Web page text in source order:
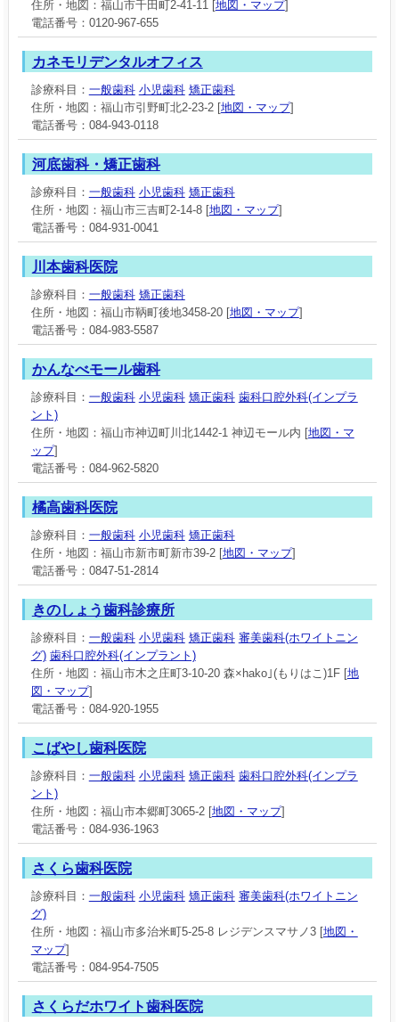
住所・地図：福山市千田町2-41-11 [地図・マップ]
電話番号：0120-967-655
カネモリデンタルオフィス
診療科目： 一般歯科 小児歯科 矯正歯科
住所・地図：福山市引野町北2-23-2 [地図・マップ]
電話番号：084-943-0118
河底歯科・矯正歯科
診療科目： 一般歯科 小児歯科 矯正歯科
住所・地図：福山市三吉町2-14-8 [地図・マップ]
電話番号：084-931-0041
川本歯科医院
診療科目： 一般歯科 矯正歯科
住所・地図：福山市鞆町後地3458-20 [地図・マップ]
電話番号：084-983-5587
かんなべモール歯科
診療科目： 一般歯科 小児歯科 矯正歯科 歯科口腔外科(インプラ
ント)
住所・地図：福山市神辺町川北1442-1 神辺モール内 [地図・マ
ップ]
電話番号：084-962-5820
橘高歯科医院
診療科目： 一般歯科 小児歯科 矯正歯科
住所・地図：福山市新市町新市39-2 [地図・マップ]
電話番号：0847-51-2814
きのしょう歯科診療所
診療科目： 一般歯科 小児歯科 矯正歯科 審美歯科(ホワイトニン
グ) 歯科口腔外科(インプラント)
住所・地図：福山市木之庄町3-10-20 森×hako｣(もりはこ)1F [地
図・マップ]
電話番号：084-920-1955
こばやし歯科医院
診療科目： 一般歯科 小児歯科 矯正歯科 歯科口腔外科(インプラ
ント)
住所・地図：福山市本郷町3065-2 [地図・マップ]
電話番号：084-936-1963
さくら歯科医院
診療科目： 一般歯科 小児歯科 矯正歯科 審美歯科(ホワイトニン
グ)
住所・地図：福山市多治米町5-25-8 レジデンスマサノ3 [地図・
マップ]
電話番号：084-954-7505
さくらだホワイト歯科医院